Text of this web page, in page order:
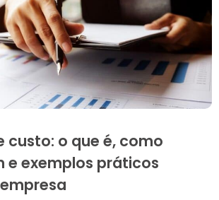
custo: o que é, como
e exemplos práticos